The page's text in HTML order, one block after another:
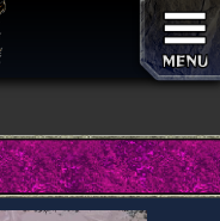
ストライカー
ブシドー
レンキン